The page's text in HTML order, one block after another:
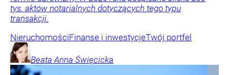
tys. aktów notarialnych dotyczących tego typu
transakcji.
NieruchomościFinanse i inwestycjeTwój portfel
Beata Anna Święcicka